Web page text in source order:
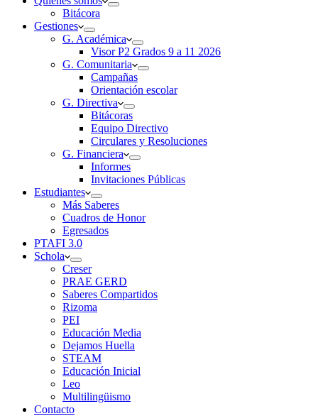
Bitácora
Gestiones
G. Académica
Visor P2 Grados 9 a 11 2026
G. Comunitaria
Campañas
Orientación escolar
G. Directiva
Bitácoras
Equipo Directivo
Circulares y Resoluciones
G. Financiera
Informes
Invitaciones Públicas
Estudiantes
Más Saberes
Cuadros de Honor
Egresados
PTAFI 3.0
Schola
Creser
PRAE GERD
Saberes Compartidos
Rizoma
PEI
Educación Media
Dejamos Huella
STEAM
Educación Inicial
Leo
Multilingüismo
Contacto